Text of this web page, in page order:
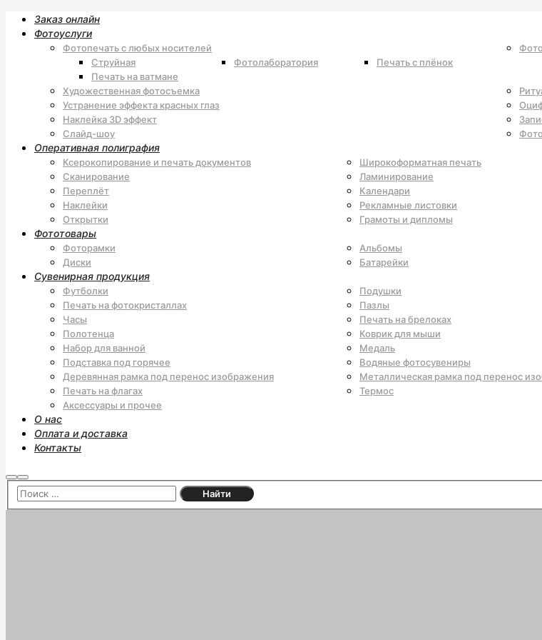
Заказ онлайн
Фотоуслуги
Фотопечать с любых носителей
Струйная
Фотолаборатория
Печать с плёнок
Печать на ватмане
Художественная фотосъемка
Устранение эффекта красных глаз
Наклейка 3D эффект
Слайд-шоу
Оперативная полиграфия
Ксерокопирование и печать документов Широкоформатная печать
Сканирование
Ламинирование
Переплёт
Календари
Наклейки
Рекламные листовки
Открытки
Грамоты и дипломы
Фототовары
Фоторамки Альбомы
Диски
Батарейки
Сувенирная продукция
Футболки Подушки
Печать на фотокристаллах
Пазлы
Часы
Печать на брелоках
Полотенца
Коврик для мыши
Набор для ванной
Медаль
Подставка под горячее
Водяные фотосувениры
Деревянная рамка под перенос изображения
Металлическая рамка под перенос
Печать на флагах
Термос
Аксессуары и прочее
О нас
Оплата и доставка
Контакты
НайтиГлавное
меню